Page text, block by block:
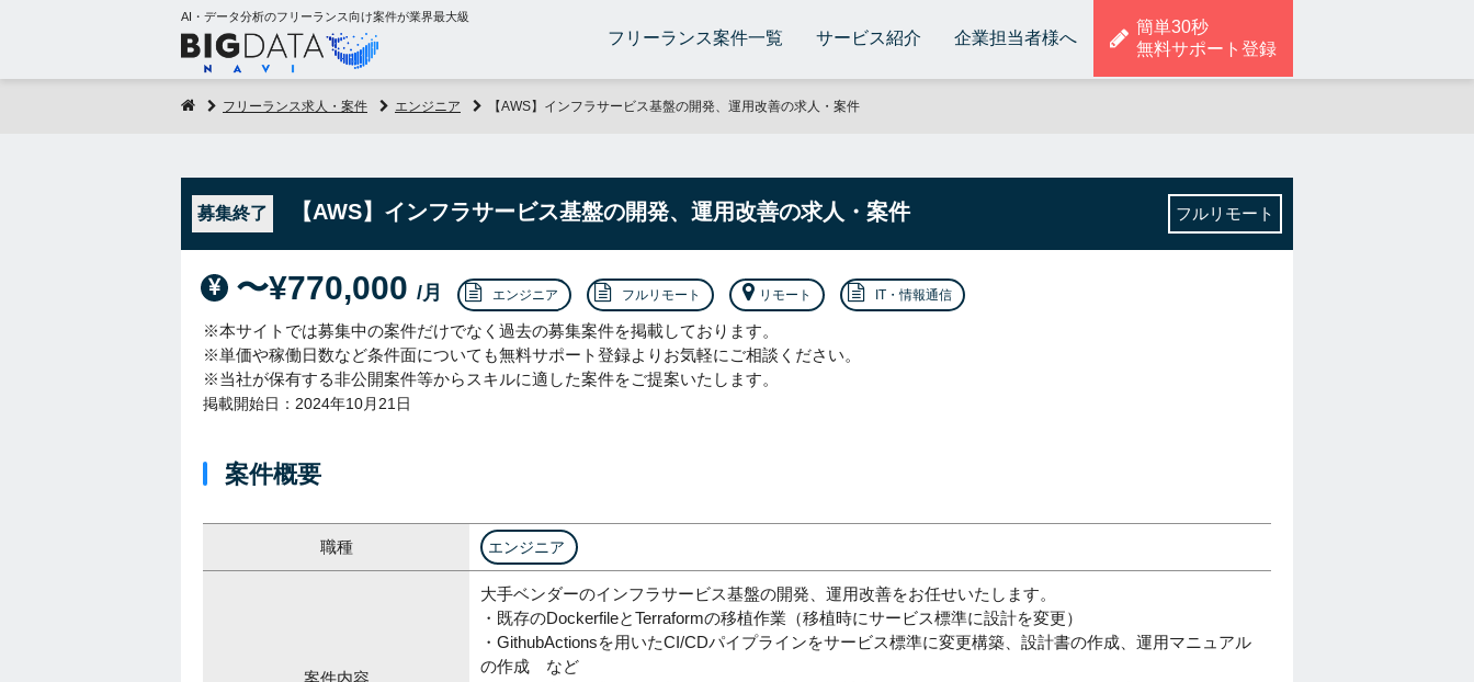
AI・データ分析のフリーランス向け案件が業界最大級
フリーランス案件一覧 サービス紹介 企業担当者様へ
簡単30秒
無料サポート登録
フリーランス求人・案件 エンジニア 【AWS】インフラサービス基盤の開発、運用改善の求人・案件
募集終了 【AWS】インフラサービス基盤の開発、運用改善の求人・案件 フルリモート
〜¥770,000 /月 エンジニア フルリモート リモート IT・情報通信
※本サイトでは募集中の案件だけでなく過去の募集案件を掲載しております。
※単価や稼働日数など条件面についても無料サポート登録よりお気軽にご相談ください。
※当社が保有する非公開案件等からスキルに適した案件をご提案いたします。
掲載開始日：2024年10月21日
案件概要
職種 エンジニア
案件内容
大手ベンダーのインフラサービス基盤の開発、運用改善をお任せいたします。
・既存のDockerfileとTerraformの移植作業（移植時にサービス標準に設計を変更）
・GithubActionsを用いたCI/CDパイプラインをサービス標準に変更構築、設計書の作成、運用マニュアル
の作成 など